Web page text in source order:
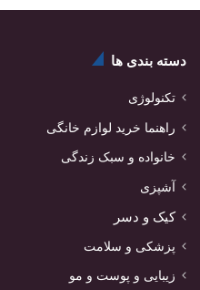
دسته بندی ها
تکنولوژی
راهنما خرید لوازم خانگی
خانواده و سبک زندگی
آشپزی
کیک و دسر
پزشکی و سلامت
زیبایی و پوست و مو